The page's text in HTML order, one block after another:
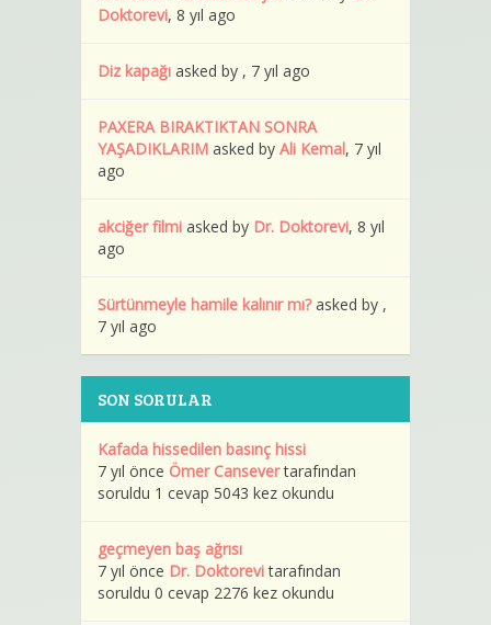
Doktorevi, 8 yıl ago
Diz kapağıasked by , 7 yıl ago
PAXERA BIRAKTIKTAN SONRA
YAŞADIKLARIMasked by Ali Kemal, 7 yıl
ago
akciğer filmiasked by Dr. Doktorevi, 8 yıl
ago
Sürtünmeyle hamile kalınır mı?asked by ,
7 yıl ago
SON SORULAR
Kafada hissedilen basınç hissi
7 yıl önce Ömer Cansevertarafından
soruldu 1 cevap 5043 kez okundu
geçmeyen baş ağrısı
7 yıl önce Dr. Doktorevitarafından
soruldu 0 cevap 2276 kez okundu